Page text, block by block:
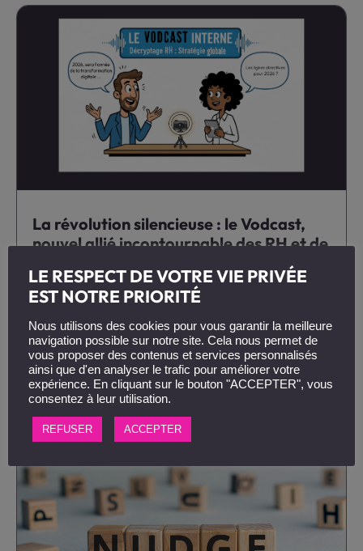
La révolution silencieuse : le Vodcast,
nouvel allié incontournable des RH et de
16 octobre 2025|Tendances
frère, le vodcast (ou podcast vidéo), s'apprête
désormais à investir nos écrans de...
LE RESPECT DE VOTRE VIE PRIVÉE
EST NOTRE PRIORITÉ
Nous utilisons des cookies pour vous garantir la meilleure
navigation possible sur notre site. Cela nous permet de
vous proposer des contenus et services personnalisés
ainsi que d'en analyser le trafic pour améliorer votre
expérience. En cliquant sur le bouton "ACCEPTER", vous
consentez à leur utilisation.
REFUSER ACCEPTER